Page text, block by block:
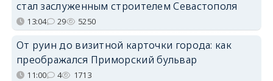
стал заслуженным строителем Севастополя
13:04 29 5250
От руин до визитной карточки города: как
преображался Приморский бульвар
11:00 4 1713